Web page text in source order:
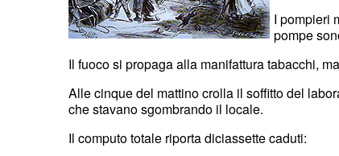
I pompieri
pompe
Il fuoco si propaga alla manifattura tabacchi,
Alle cinque del mattino crolla il soffitto del
che stavano sgombrando il locale.
Il computo totale riporta diciassette caduti: